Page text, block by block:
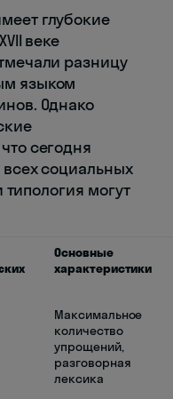
глубокие
веке
разницу
языком
Однако
сегодня
социальных
типология могут
Основные
характеристики
Максимальное
количество
упрощений,
разговорная
лексика